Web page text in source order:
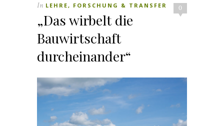
0
In LEHRE, FORSCHUNG & TRANSFER
„Das wirbelt die
Bauwirtschaft
durcheinander“